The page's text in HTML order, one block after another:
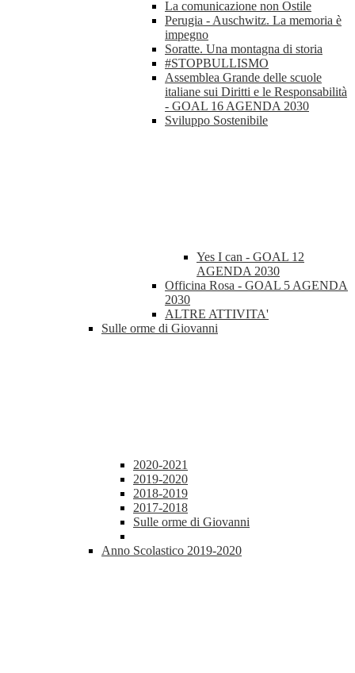
La comunicazione non Ostile
Perugia - Auschwitz. La memoria è
impegno
Soratte. Una montagna di storia
#STOPBULLISMO
Assemblea Grande delle scuole
italiane sui Diritti e le Responsabilità
- GOAL 16 AGENDA 2030
Sviluppo Sostenibile
Yes I can - GOAL 12
AGENDA 2030
Officina Rosa - GOAL 5 AGENDA
2030
ALTRE ATTIVITA'
Sulle orme di Giovanni
2020-2021
2019-2020
2018-2019
2017-2018
Sulle orme di Giovanni
Anno Scolastico 2019-2020